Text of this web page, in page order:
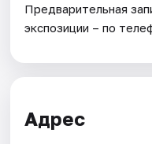
Предварительная
экспозиции – по
Адрес